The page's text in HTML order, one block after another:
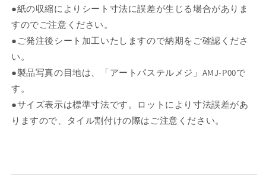
●紙の収縮によりシート寸法に誤差が生じる場合がありま
すのでご注意ください。
●ご発注後シート加工いたしますので納期をご確認くださ
い。
●製品写真の目地は、「アートパステルメジ」AMJ-P00で
す。
●サイズ表示は標準寸法です。ロットにより寸法誤差があ
りますので、タイル割付けの際はご注意ください。